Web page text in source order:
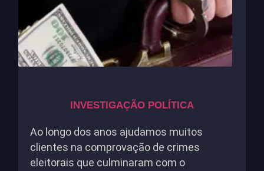
INVESTIGAÇÃO POLÍTICA
Ao longo dos anos ajudamos muitos
clientes na comprovação de crimes
eleitorais que culminaram com o